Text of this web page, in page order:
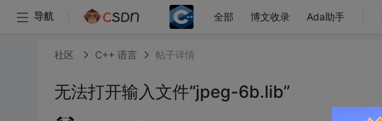
导航 全部 博文收录 Ada助手
社区 C++ 语言 帖子详情
无法打开输入文件“jpeg-6b.lib”